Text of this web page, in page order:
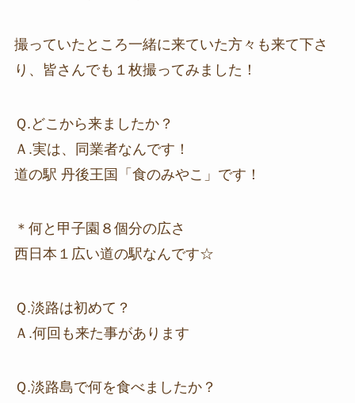
撮っていたところ一緒に来ていた方々も来て下さ
り、皆さんでも１枚撮ってみました！
Ｑ.どこから来ましたか？
Ａ.実は、同業者なんです！
道の駅 丹後王国「食のみやこ」です！
＊何と甲子園８個分の広さ
西日本１広い道の駅なんです☆
Ｑ.淡路は初めて？
Ａ.何回も来た事があります
Ｑ.淡路島で何を食べましたか？